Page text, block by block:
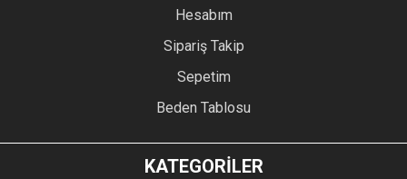
Hesabım
Sipariş Takip
Sepetim
Beden Tablosu
KATEGORİLER